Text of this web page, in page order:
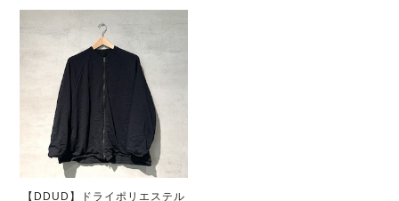
【DDUD】ドライポリエステル